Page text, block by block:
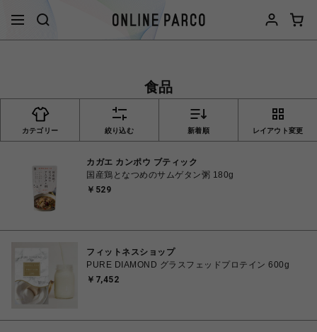
食品
カテゴリー 絞り込む 新着順 レイアウト変更
カガエ カンポウ ブティック
国産鶏となつめのサムゲタン粥 180g
￥529
フィットネスショップ
PURE DIAMOND グラスフェッドプロテイン 600g
￥7,452